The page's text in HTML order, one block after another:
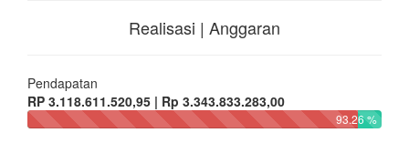
Realisasi | Anggaran
Pendapatan
RP 3.118.611.520,95 | Rp 3.343.833.283,00
93.26 %